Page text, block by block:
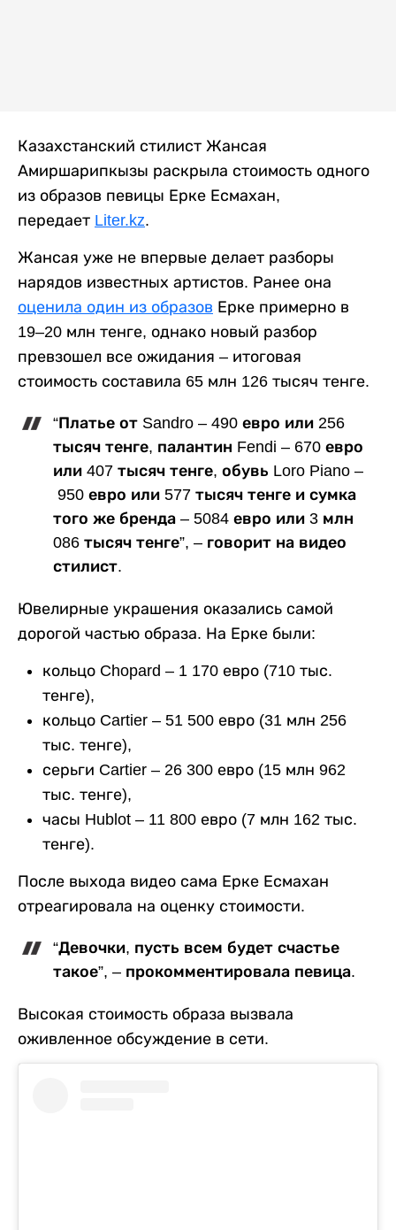
Казахстанский стилист Жансая
Амиршарипкызы раскрыла стоимость одного
из образов певицы Ерке Есмахан,
передает Liter.kz.
Жансая уже не впервые делает разборы
нарядов известных артистов. Ранее она
оценила один из образов Ерке примерно в
19–20 млн тенге, однако новый разбор
превзошел все ожидания – итоговая
стоимость составила 65 млн 126 тысяч тенге.
“Платье от Sandro – 490 евро или 256
тысяч тенге, палантин Fendi – 670 евро
или 407 тысяч тенге, обувь Loro Piano –
950 евро или 577 тысяч тенге и сумка
того же бренда – 5084 евро или 3 млн
086 тысяч тенге”, – говорит на видео
стилист.
Ювелирные украшения оказались самой
дорогой частью образа. На Ерке были:
кольцо Chopard – 1 170 евро (710 тыс.
тенге),
кольцо Cartier – 51 500 евро (31 млн 256
тыс. тенге),
серьги Cartier – 26 300 евро (15 млн 962
тыс. тенге),
часы Hublot – 11 800 евро (7 млн 162 тыс.
тенге).
После выхода видео сама Ерке Есмахан
отреагировала на оценку стоимости.
“Девочки, пусть всем будет счастье
такое”, – прокомментировала певица.
Высокая стоимость образа вызвала
оживленное обсуждение в сети.